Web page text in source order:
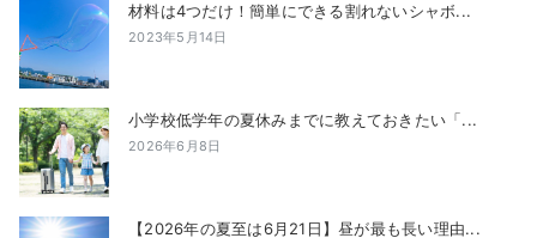
材料は4つだけ！簡単にできる割れないシャボ...
2023年5月14日
小学校低学年の夏休みまでに教えておきたい「...
2026年6月8日
【2026年の夏至は6月21日】昼が最も長い理由...